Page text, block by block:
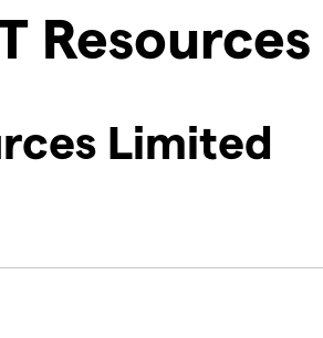
Limited